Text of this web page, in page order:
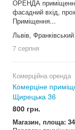
ОРЕНДА
фасадний вхід,
Приміщення...
Львів, Франківський
7 серпня
Комерційна оренда
Комерціне
Щирецька 36
800 грн.
Магазин, площа: